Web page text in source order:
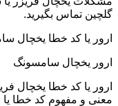
گلچین تماس بگیرید.
ارور یا کد خطا یخچال
ارور یخچال سامسونگ